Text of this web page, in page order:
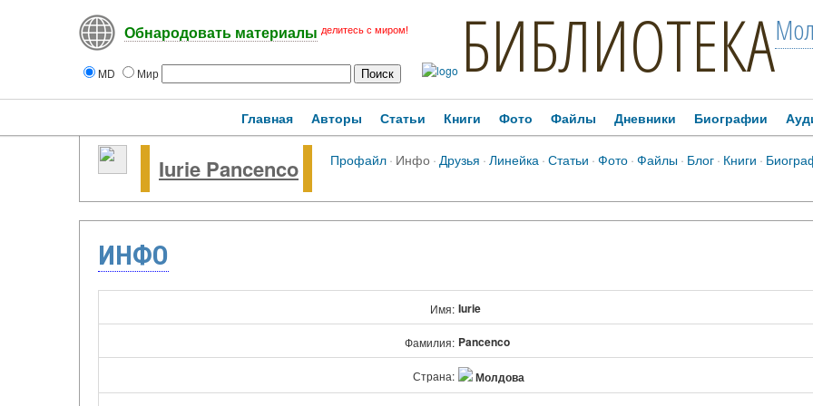
Обнародовать материалы делитесь с миром!
MD Мир БИБЛИОТЕКА
Главная Авторы Статьи Книги Фото Файлы Дневники Биографии
Iurie Pancenco Профайл· Инфо· Друзья ·Линейка ·Статьи ·Фото·Файлы· Блог· Книги ·
ИНФО
Имя: Iurie
Фамилия: Pancenco
Страна: Молдова